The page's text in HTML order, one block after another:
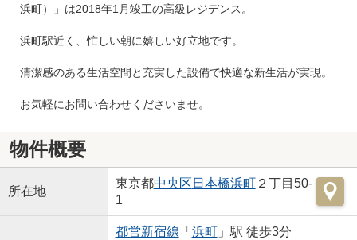
浜町）」は2018年1月竣工の高級レジデンス。
浜町駅近く、忙しい朝に嬉しい好立地です。
清潔感のある生活空間と充実した設備で快適な新生活が実現。
お気軽にお問い合わせくださいませ。
物件概要
所在地
東京都中央区 日本橋浜町２丁目50-
1
都営新宿線 「 浜町」駅 徒歩3分